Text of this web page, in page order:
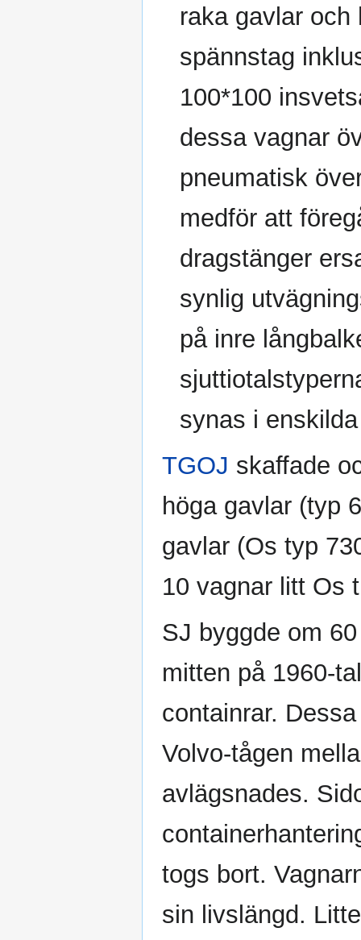
raka gavlar
spännstag
100*100
dessa vagnar
pneumatisk
medför att
dragstänger
synlig
på inre
synas i
TGOJ skaffade
höga gavlar (typ
gavlar (Os typ
10 vagnar litt Os
SJ byggde om
mitten på 1960-
containrar.
Volvo-tågen
avlägsnades.
togs bort.
sin livslängd.